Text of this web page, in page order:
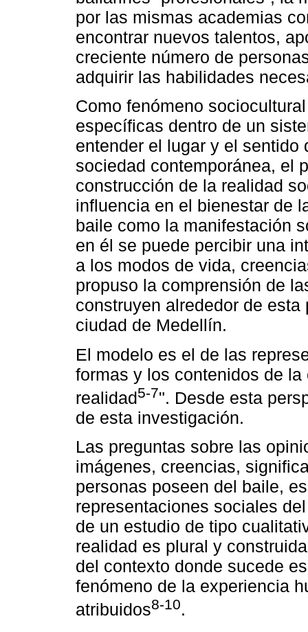
por las mismas academias
encontrar nuevos talentos,
creciente número de
adquirir las habilidades
Como fenómeno
específicas dentro de un
entender el lugar y el
sociedad contemporánea, el
construcción de la realidad
influencia en el bienestar de
baile como la manifestación
en él se puede percibir una
a los modos de vida,
propuso la comprensión de
construyen alrededor de
ciudad de Medellín.
El modelo es el de las
formas y los contenidos de
realidad5-7". Desde esta
de esta investigación.
Las preguntas sobre las
imágenes, creencias,
personas poseen del baile,
representaciones sociales
de un estudio de tipo
realidad es plural y
del contexto donde sucede
fenómeno de la experiencia
atribuidos8-10.